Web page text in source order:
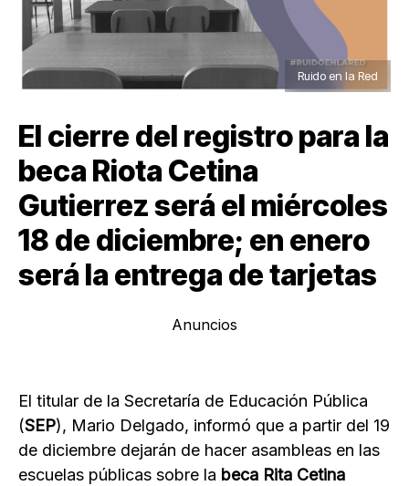
Ruido en la Red
El cierre del registro para la
beca Riota Cetina
Gutierrez será el miércoles
18 de diciembre; en enero
será la entrega de tarjetas
Anuncios
El titular de la Secretaría de Educación Pública
(SEP), Mario Delgado, informó que a partir del 19
de diciembre dejarán de hacer asambleas en las
escuelas públicas sobre la beca Rita Cetina